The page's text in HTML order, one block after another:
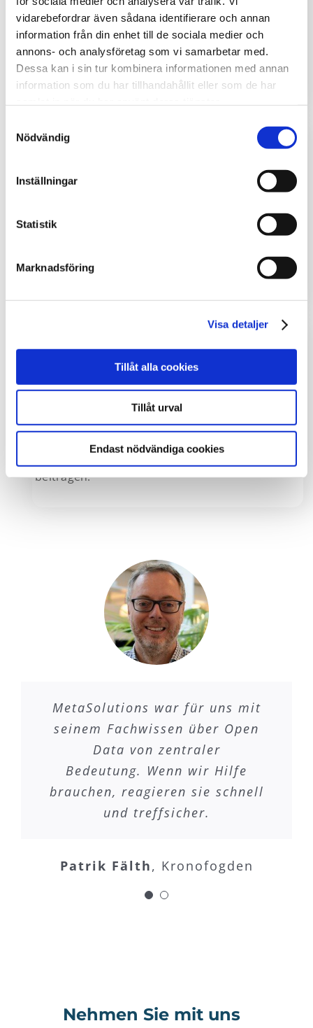
vidarebefordrar även sådana identifierare och annan
information från din enhet till de sociala medier och
annons- och analysföretag som vi samarbetar med.
Dessa kan i sin tur kombinera informationen med annan
information som du har tillhandahållit eller som de har
Nödvändig
Inställningar
Statistik
Marknadsföring
Visa detaljer
Tillåt alla cookies
Tillåt urval
Endast nödvändiga cookies
Wir übernehmen große Verantwortung für
das Thema Open Data und treiben die
Arbeit mit DCAT-AP in Schweden und
anderen Ländern voran.
Open Source
EntryScape basiert auf Open Source
Software. Dies schafft Sicherheit für unsere
Lösungen aufbauen.
Projektpartner
unterschiedlicher Größe, zu welchen wir mit
unseren Lösungen und unserem Wissen
beitragen.
MetaSolutions war für uns mit
seinem Fachwissen über Open
Data von zentraler
Bedeutung. Wenn wir Hilfe
brauchen, reagieren sie schnell
und treffsicher.
Patrik Fälth, Kronofogden
Wenn wir Datensätze in
EntryScape hochladen, können wir
auf unglaublich einfache
Weise neue APIs für unsere Daten
erstellen.
Nehmen Sie mit uns